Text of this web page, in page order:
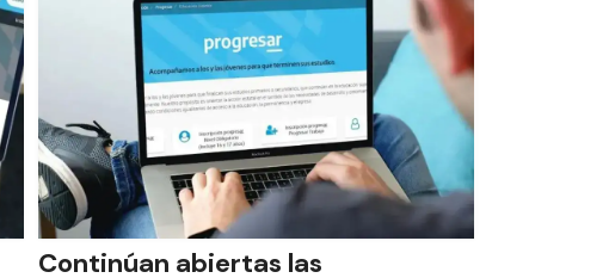
Continúan abiertas las